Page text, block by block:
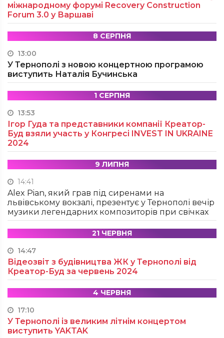
міжнародному форумі Recovery Construction
Forum 3.0 у Варшаві
8 СЕРПНЯ
13:00
У Тернополі з новою концертною програмою
виступить Наталія Бучинська
1 СЕРПНЯ
13:53
Ігор Гуда та представники компанії Креатор-
Буд взяли участь у Конгресі INVEST IN UKRAINE
2024
9 ЛИПНЯ
14:41
Alex Pian, який грав під сиренами на
львівському вокзалі, презентує у Тернополі вечір
музики легендарних композиторів при свічках
21 ЧЕРВНЯ
14:47
Відеозвіт з будівництва ЖК у Тернополі від
Креатор-Буд за червень 2024
4 ЧЕРВНЯ
17:10
У Тернополі із великим літнім концертом
виступить YAKTAK